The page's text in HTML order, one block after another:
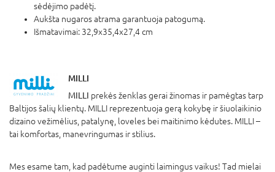
sėdėjimo padėtį.
Aukšta nugaros atrama garantuoja patogumą.
Išmatavimai: 32,9x35,4x27,4 cm
MILLI
MILLI prekės ženklas gerai žinomas ir pamėgtas tarp
Baltijos šalių klientų. MILLI reprezentuoja gerą kokybę ir šiuolaikinio
dizaino vežimėlius, patalynę, loveles bei maitinimo kėdutes. MILLI –
tai komfortas, manevringumas ir stilius.
Mes esame tam, kad padėtume auginti laimingus vaikus! Tad mielai